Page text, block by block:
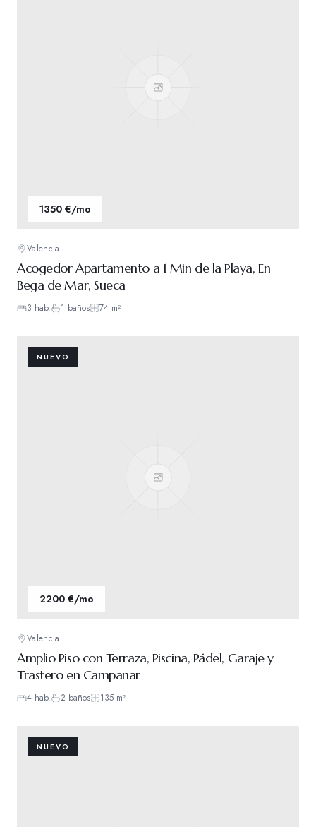
1350 €/mo
Valencia
Acogedor Apartamento a 1 Min de la Playa, En
Bega de Mar, Sueca
3 hab. 1 baños 74 m²
NUEVO
2200 €/mo
Valencia
Amplio Piso con Terraza, Piscina, Pádel, Garaje y
Trastero en Campanar
4 hab. 2 baños 135 m²
NUEVO